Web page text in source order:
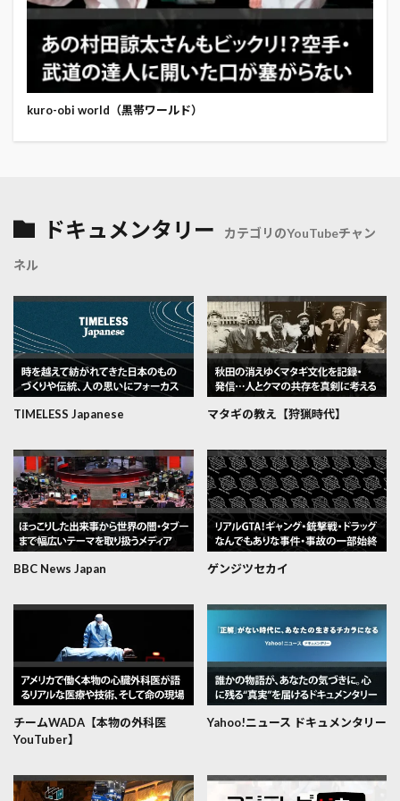
kuro-obi world（黒帯ワールド）
ドキュメンタリー カテゴリのYouTubeチャン
ネル
TIMELESS Japanese マタギの教え【狩猟時代】
BBC News Japan ゲンジツセカイ
チームWADA【本物の外科医
YouTuber】
Yahoo!ニュース ドキュメンタリー